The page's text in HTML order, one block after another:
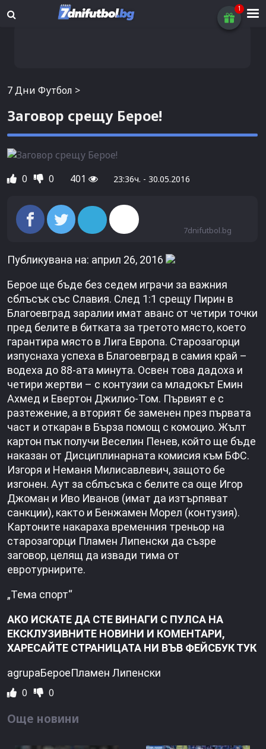
7 Дни Футбол >
Заговор срещу Берое!
0 0 401 23:36ч. - 30.05.2016
7dnifutbol.bg
Публикувана на: април 26, 2016
Берое ще бъде без седем играчи за важния
сблъсък със Славия. След 1:1 срещу Пирин в
Благоевград заралии имат аванс от четири точки
пред белите в битката за третото място, което
гарантира място в Лига Европа. Старозагорци
изпуснаха успеха в Благоевград в самия край –
водеха до 88-ата минута. Освен това дадоха и
четири жертви – с контузии са младокът Емин
Ахмед и Евертон Джилио-Том. Първият е с
разтежение, а вторият бе заменен през първата
част и откаран в Бърза помощ с комоцио. Жълт
картон пък получи Веселин Пенев, който ще бъде
наказан от Дисциплинарната комисия към БФС.
Изгоря и Неманя Милисавлевич, защото бе
изгонен. Аут за сблъсъка с белите са още Игор
Джоман и Иво Иванов (имат да изтърпяват
санкции), както и Бенжамен Морел (контузия).
Картоните накараха временния треньор на
старозагорци Пламен Липенски да съзре
заговор, целящ да извади тима от
евротурнирите.
„Тема спорт“
АКО ИСКАТЕ ДА СТЕ ВИНАГИ С ПУЛСА НА
ЕКСКЛУЗИВНИТЕ НОВИНИ И КОМЕНТАРИ,
ХАРЕСАЙТЕ СТРАНИЦАТА НИ ВЪВ ФЕЙСБУК ТУК
agrupaБероеПламен Липенски
0 0
Още новини